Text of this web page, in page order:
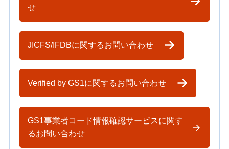
せ
JICFS/IFDBに関するお問い合わせ
Verified by GS1に関するお問い合わせ
GS1事業者コード情報確認サービスに関す
るお問い合わせ